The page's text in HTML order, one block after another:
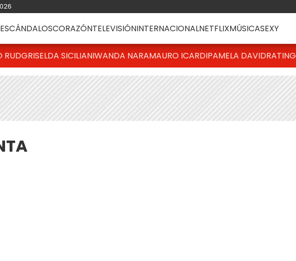
ESCÁNDALOSCORAZÓNTELEVISIÓNINTERNACIONALNETFLIXMÚSICASEXY
RUDGRISELDA SICILIANIWANDA NARAMAURO ICARDIPAMELA DAVIDRATING